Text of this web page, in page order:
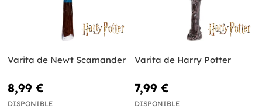
Varita de Newt Scamander
8,99 €
DISPONIBLE
Varita de Harry Potter
7,99 €
DISPONIBLE